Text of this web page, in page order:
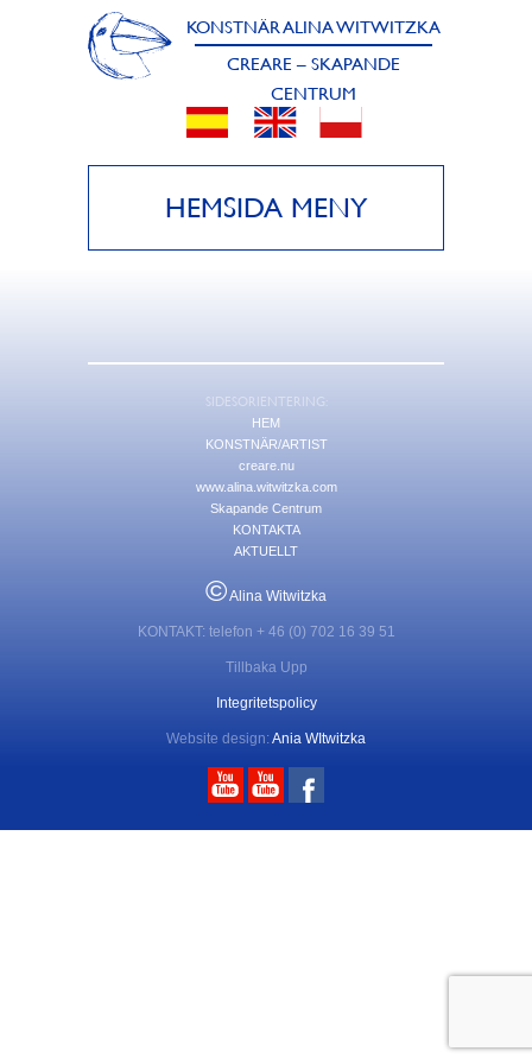
KONSTNÄR ALINA WITWITZKA
CREARE – SKAPANDE
CENTRUM
HEMSIDA MENY
SIDESORIENTERING:
HEM
KONSTNÄR/ARTIST
creare.nu
www.alina.witwitzka.com
Skapande Centrum
KONTAKTA
AKTUELLT
©Alina Witwitzka
KONTAKT: telefon + 46 (0) 702 16 39 51
Tillbaka Upp
Integritetspolicy
Website design:Ania WItwitzka